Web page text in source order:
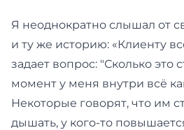
Я неоднократно слышал от
и ту же историю: «Клиенту
задает вопрос: "Сколько это
момент у меня внутри всё
Некоторые говорят, что им
дышать, у кого-то